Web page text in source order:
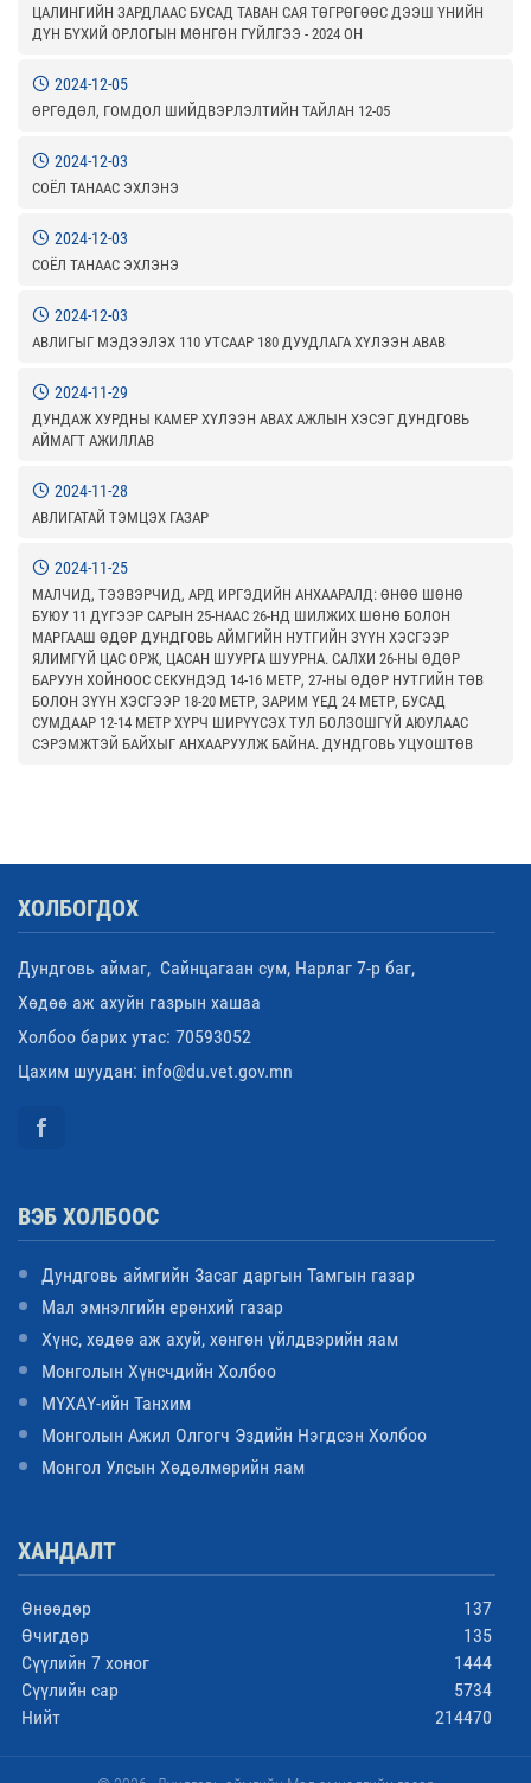
ЦАЛИНГИЙН ЗАРДЛААС БУСАД ТАВАН САЯ ТӨГРӨГӨӨС ДЭЭШ ҮНИЙН
ДҮН БҮХИЙ ОРЛОГЫН МӨНГӨН ГҮЙЛГЭЭ - 2024 ОН
2024-12-05
ӨРГӨДӨЛ, ГОМДОЛ ШИЙДВЭРЛЭЛТИЙН ТАЙЛАН 12-05
2024-12-03
СОЁЛ ТАНААС ЭХЛЭНЭ
2024-12-03
СОЁЛ ТАНААС ЭХЛЭНЭ
2024-12-03
АВЛИГЫГ МЭДЭЭЛЭХ 110 УТСААР 180 ДУУДЛАГА ХҮЛЭЭН АВАВ
2024-11-29
ДУНДАЖ ХУРДНЫ КАМЕР ХҮЛЭЭН АВАХ АЖЛЫН ХЭСЭГ ДУНДГОВЬ
АЙМАГТ АЖИЛЛАВ
2024-11-28
АВЛИГАТАЙ ТЭМЦЭХ ГАЗАР
2024-11-25
МАЛЧИД, ТЭЭВЭРЧИД, АРД ИРГЭДИЙН АНХААРАЛД: ӨНӨӨ ШӨНӨ
БУЮУ 11 ДҮГЭЭР САРЫН 25-НААС 26-НД ШИЛЖИХ ШӨНӨ БОЛОН
МАРГААШ ӨДӨР ДУНДГОВЬ АЙМГИЙН НУТГИЙН ЗҮҮН ХЭСГЭЭР
ЯЛИМГҮЙ ЦАС ОРЖ, ЦАСАН ШУУРГА ШУУРНА. САЛХИ 26-НЫ ӨДӨР
БАРУУН ХОЙНООС СЕКУНДЭД 14-16 МЕТР, 27-НЫ ӨДӨР НУТГИЙН ТӨВ
БОЛОН ЗҮҮН ХЭСГЭЭР 18-20 МЕТР, ЗАРИМ ҮЕД 24 МЕТР, БУСАД
СУМДААР 12-14 МЕТР ХҮРЧ ШИРҮҮСЭХ ТУЛ БОЛЗОШГҮЙ АЮУЛААС
СЭРЭМЖТЭЙ БАЙХЫГ АНХААРУУЛЖ БАЙНА. ДУНДГОВЬ УЦУОШТӨВ
ХОЛБОГДОХ
Дундговь аймаг, Сайнцагаан сум, Нарлаг 7-р баг,
Хөдөө аж ахуйн газрын хашаа
Холбоо барих утас: 70593052
Цахим шуудан: info@du.vet.gov.mn
ВЭБ ХОЛБООС
Дундговь аймгийн Засаг даргын Тамгын газар
Мал эмнэлгийн ерөнхий газар
Хүнс, хөдөө аж ахуй, хөнгөн үйлдвэрийн яам
Монголын Хүнсчдийн Холбоо
МҮХАҮ-ийн Танхим
Монголын Ажил Олгогч Эздийн Нэгдсэн Холбоо
Монгол Улсын Хөдөлмөрийн яам
ХАНДАЛТ
Өнөөдөр
137
Өчигдөр
135
Сүүлийн 7 хоног
1444
Сүүлийн сар
5734
Нийт
214470